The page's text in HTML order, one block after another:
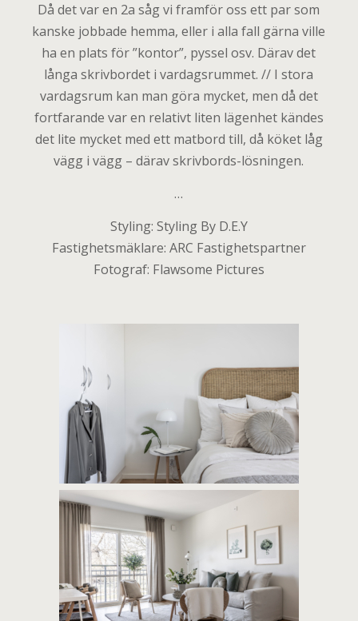
Då det var en 2a såg vi framför oss ett par som
kanske jobbade hemma, eller i alla fall gärna ville
ha en plats för ”kontor”, pyssel osv. Därav det
långa skrivbordet i vardagsrummet. // I stora
vardagsrum kan man göra mycket, men då det
fortfarande var en relativt liten lägenhet kändes
det lite mycket med ett matbord till, då köket låg
vägg i vägg – därav skrivbords-lösningen.
…
Styling: Styling By D.E.Y
Fastighetsmäklare: ARC Fastighetspartner
Fotograf: Flawsome Pictures